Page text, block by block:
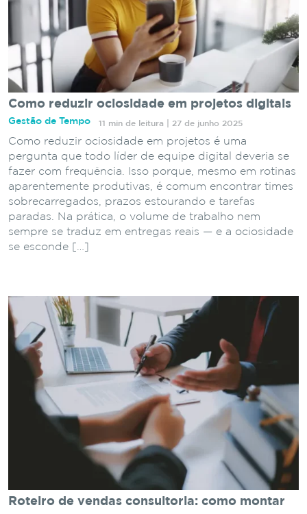
Como reduzir ociosidade em projetos digitais
Gestão de Tempo 11 min de leitura | 27 de junho 2025
Como reduzir ociosidade em projetos é uma
pergunta que todo líder de equipe digital deveria se
fazer com frequência. Isso porque, mesmo em rotinas
aparentemente produtivas, é comum encontrar times
sobrecarregados, prazos estourando e tarefas
paradas. Na prática, o volume de trabalho nem
sempre se traduz em entregas reais — e a ociosidade
se esconde […]
Roteiro de vendas consultoria: como montar